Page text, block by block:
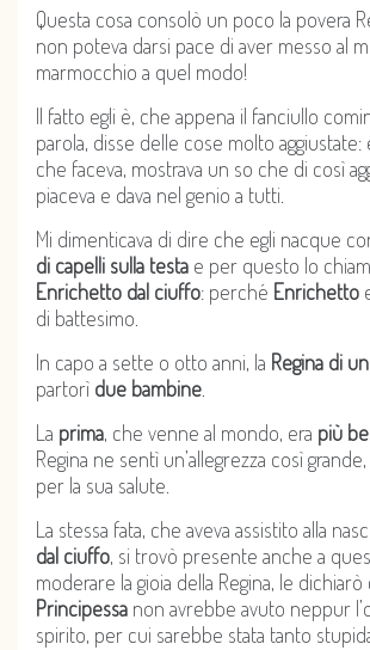
Questa cosa consolò un poco la povera
non poteva darsi pace di aver messo al
marmocchio a quel modo!
Il fatto egli è, che appena il fanciullo
parola, disse delle cose molto
che faceva, mostrava un so che di così
piaceva e dava nel genio a tutti.
Mi dimenticava di dire che egli nacque
di capelli sulla testa e per questo lo
Enrichetto dal ciuffo: perché Enrichetto
di battesimo.
In capo a sette o otto anni, la Regina di
partorì due bambine
La prima, che venne al mondo, era più
Regina ne sentì un’allegrezza così
per la sua salute.
La stessa fata, che aveva assistito alla
dal ciuffo, si trovò presente anche a
moderare la gioia della Regina, le dichiarò
Principessa non avrebbe avuto neppur
spirito, per cui sarebbe stata tanto